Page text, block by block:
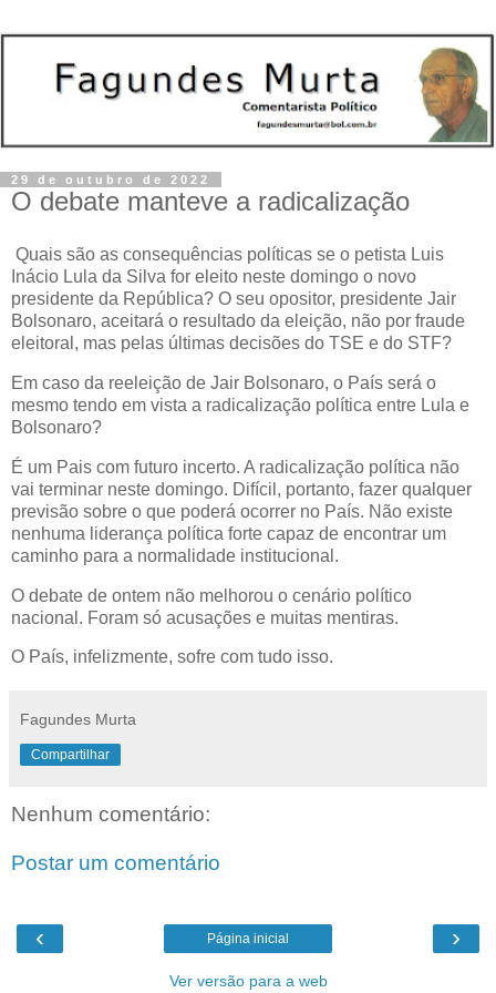
29 de outubro de 2022
O debate manteve a radicalização
Quais são as consequências políticas se o petista Luis
Inácio Lula da Silva for eleito neste domingo o novo
presidente da República? O seu opositor, presidente Jair
Bolsonaro, aceitará o resultado da eleição, não por fraude
eleitoral, mas pelas últimas decisões do TSE e do STF?
Em caso da reeleição de Jair Bolsonaro, o País será o
mesmo tendo em vista a radicalização política entre Lula e
Bolsonaro?
É um Pais com futuro incerto. A radicalização política não
vai terminar neste domingo. Difícil, portanto, fazer qualquer
previsão sobre o que poderá ocorrer no País. Não existe
nenhuma liderança política forte capaz de encontrar um
caminho para a normalidade institucional.
O debate de ontem não melhorou o cenário político
nacional. Foram só acusações e muitas mentiras.
O País, infelizmente, sofre com tudo isso.
Fagundes Murta
Compartilhar
Nenhum comentário:
Postar um comentário
‹ ›
Página inicial
Ver versão para a web